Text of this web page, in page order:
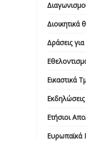
Διοικητικά
Δράσεις για
Εικαστικά
Ετήσιοι
Ευρωπαϊκά